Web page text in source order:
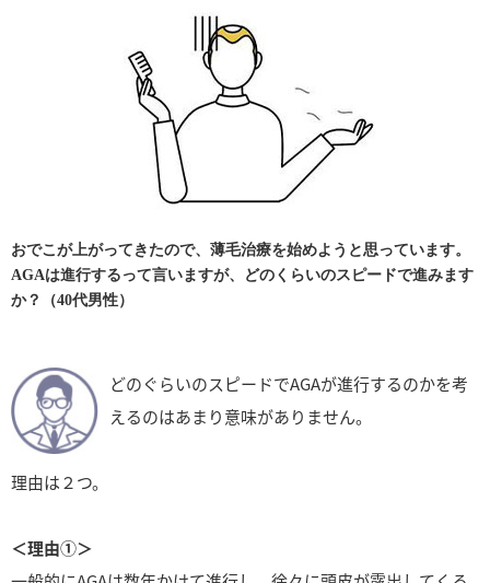
おでこが上がってきたので、薄毛治療を始めようと思っています。
AGAは進行するって言いますが、どのくらいのスピードで進みます
か？（40代男性）
どのぐらいのスピードでAGAが進行するのかを考
えるのはあまり意味がありません。
理由は２つ。
＜理由①＞